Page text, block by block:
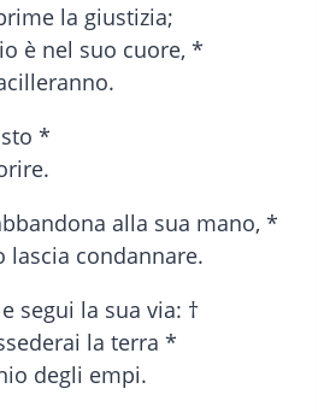
la giustizia;
è nel suo cuore, *
*
alla sua mano, *
lascia condannare.
segui la sua via: †
la terra *
degli empi.